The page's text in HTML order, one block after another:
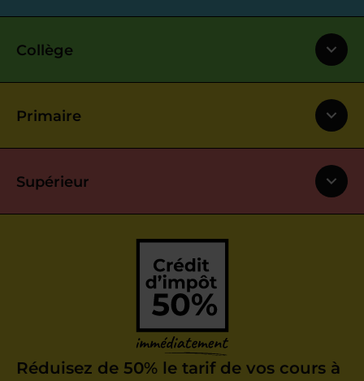
Collège
Primaire
Supérieur
Réduisez de 50% le tarif de vos cours à